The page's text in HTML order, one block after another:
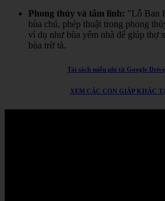
Phong thủy và tâm linh: "Lỗ Ban
bùa chú, phép thuật trong phong
ví dụ như bùa yểm nhà để giúp thợ
bùa trừ tà.
Tải sách miễn phí từ Google
XEM CÁC CON GIÁP KHÁC